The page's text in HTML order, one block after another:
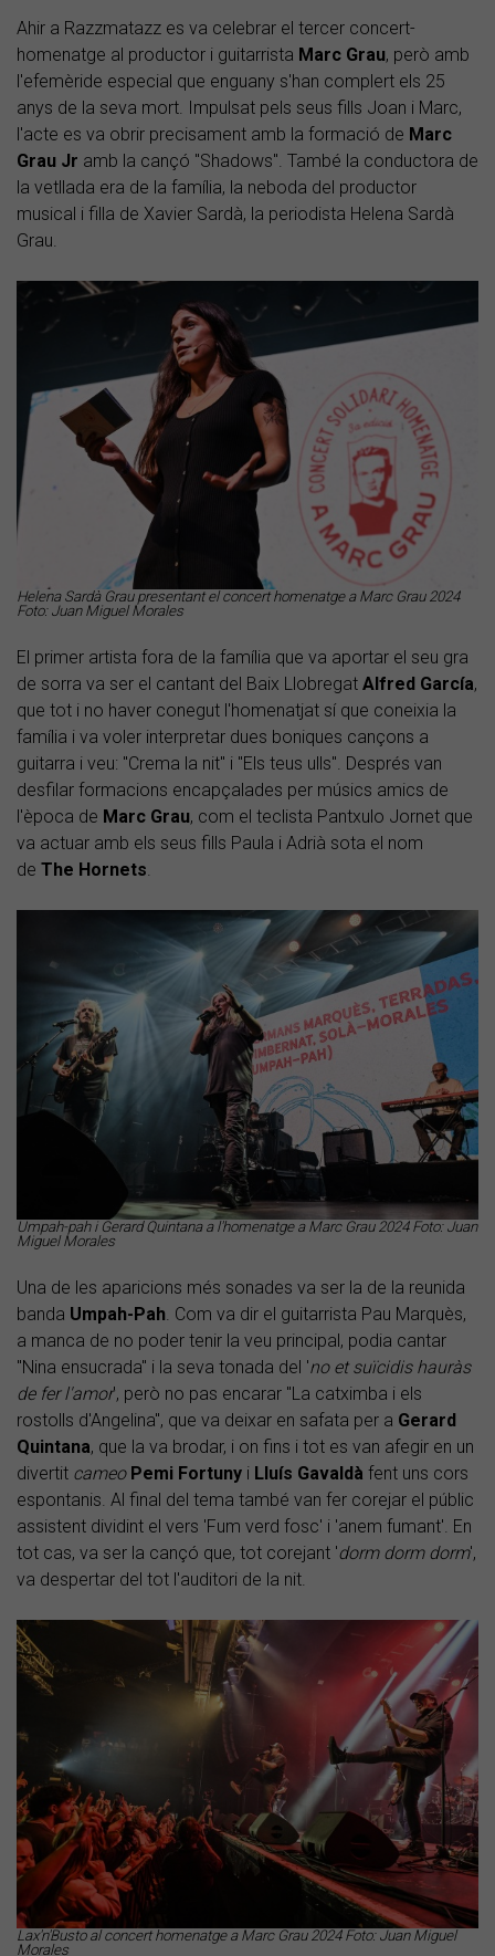
Ahir a Razzmatazz es va celebrar el tercer concert-
homenatge al productor i guitarrista Marc Grau, però amb
l'efemèride especial que enguany s'han complert els 25
anys de la seva mort. Impulsat pels seus fills Joan i Marc,
l'acte es va obrir precisament amb la formació de Marc
Grau Jr amb la cançó "Shadows". També la conductora de
la vetllada era de la família, la neboda del productor
musical i filla de Xavier Sardà, la periodista Helena Sardà
Grau.
Helena Sardà Grau presentant el concert homenatge a Marc Grau 2024
Foto: Juan Miguel Morales
El primer artista fora de la família que va aportar el seu gra
de sorra va ser el cantant del Baix Llobregat Alfred García,
que tot i no haver conegut l'homenatjat sí que coneixia la
família i va voler interpretar dues boniques cançons a
guitarra i veu: "Crema la nit" i "Els teus ulls". Després van
desfilar formacions encapçalades per músics amics de
l'època de Marc Grau, com el teclista Pantxulo Jornet que
va actuar amb els seus fills Paula i Adrià sota el nom
de The Hornets.
Umpah-pah i Gerard Quintana a l'homenatge a Marc Grau 2024 Foto: Juan
Miguel Morales
Una de les aparicions més sonades va ser la de la reunida
banda Umpah-Pah. Com va dir el guitarrista Pau Marquès,
a manca de no poder tenir la veu principal, podia cantar
"Nina ensucrada" i la seva tonada del 'no et suïcidis hauràs
de fer l'amor', però no pas encarar "La catximba i els
rostolls d'Angelina", que va deixar en safata per a Gerard
Quintana, que la va brodar, i on fins i tot es van afegir en un
divertit cameo Pemi Fortuny i Lluís Gavaldà fent uns cors
espontanis. Al final del tema també van fer corejar el públic
assistent dividint el vers 'Fum verd fosc' i 'anem fumant'. En
tot cas, va ser la cançó que, tot corejant 'dorm dorm dorm',
va despertar del tot l'auditori de la nit.
Lax'n'Busto al concert homenatge a Marc Grau 2024 Foto: Juan Miguel
Morales